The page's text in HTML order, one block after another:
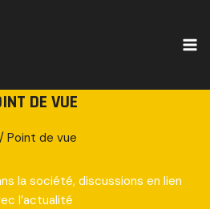
DE VUE
/ Point de vue
la société, discussions en lien
l’actualité